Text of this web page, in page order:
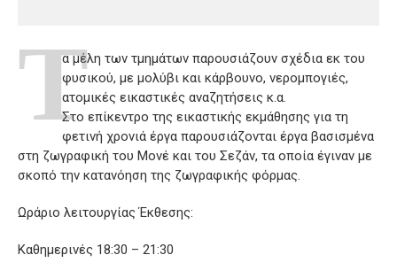
Τα μέλη των τμημάτων παρουσιάζουν σχέδια εκ του
φυσικού, με μολύβι και κάρβουνο, νερομπογιές,
ατομικές εικαστικές αναζητήσεις κ.α.
Στο επίκεντρο της εικαστικής εκμάθησης για τη
φετινή χρονιά έργα παρουσιάζονται έργα βασισμένα
στη ζωγραφική του Μονέ και του Σεζάν, τα οποία έγιναν με
σκοπό την κατανόηση της ζωγραφικής φόρμας.
Ωράριο λειτουργίας Έκθεσης:
Kαθημερινές 18:30 – 21:30